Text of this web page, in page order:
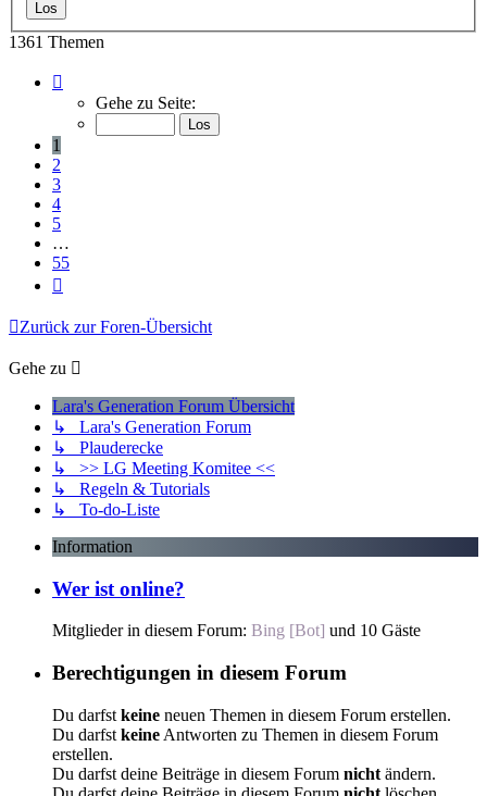
1361 Themen
von
Gehe zu Seite:
1
2
3
4
5
…
55
Zurück zur Foren-Übersicht
Gehe zu
Lara's Generation Forum Übersicht
↳ Lara's Generation Forum
↳ Plauderecke
↳ >> LG Meeting Komitee <<
↳ Regeln & Tutorials
↳ To-do-Liste
Information
Wer ist online?
Mitglieder in diesem Forum: Bing [Bot] und 10 Gäste
Berechtigungen in diesem Forum
Du darfst keine neuen Themen in diesem Forum erstellen.
Du darfst keine Antworten zu Themen in diesem Forum
erstellen.
Du darfst deine Beiträge in diesem Forum nicht ändern.